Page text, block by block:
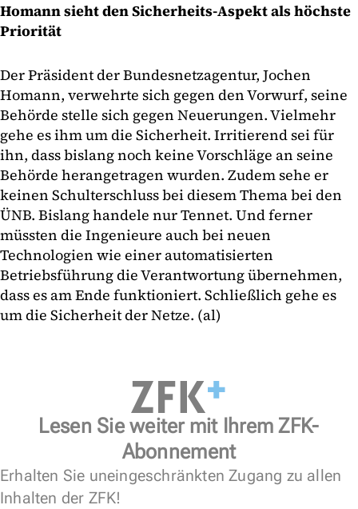
Homann sieht den Sicherheits-Aspekt als höchste
Priorität
Der Präsident der Bundesnetzagentur, Jochen
Homann, verwehrte sich gegen den Vorwurf, seine
Behörde stelle sich gegen Neuerungen. Vielmehr
gehe es ihm um die Sicherheit. Irritierend sei für
ihn, dass bislang noch keine Vorschläge an seine
Behörde herangetragen wurden. Zudem sehe er
keinen Schulterschluss bei diesem Thema bei den
ÜNB. Bislang handele nur Tennet. Und ferner
müssten die Ingenieure auch bei neuen
Technologien wie einer automatisierten
Betriebsführung die Verantwortung übernehmen,
dass es am Ende funktioniert. Schließlich gehe es
um die Sicherheit der Netze. (al)
Lesen Sie weiter mit Ihrem ZFK-
Abonnement
Erhalten Sie uneingeschränkten Zugang zu allen
Inhalten der ZFK!